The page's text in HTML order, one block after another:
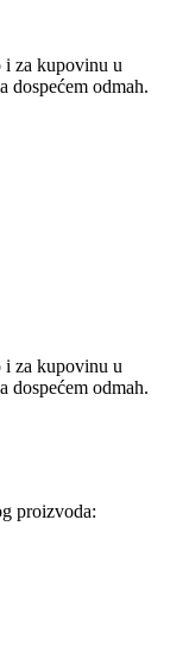
i za kupovinu u
dospećem odmah.
i za kupovinu u
dospećem odmah.
proizvoda: